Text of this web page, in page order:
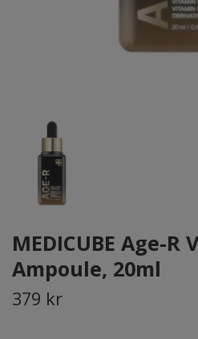
MEDICUBE Age-R
Ampoule, 20ml
379 kr